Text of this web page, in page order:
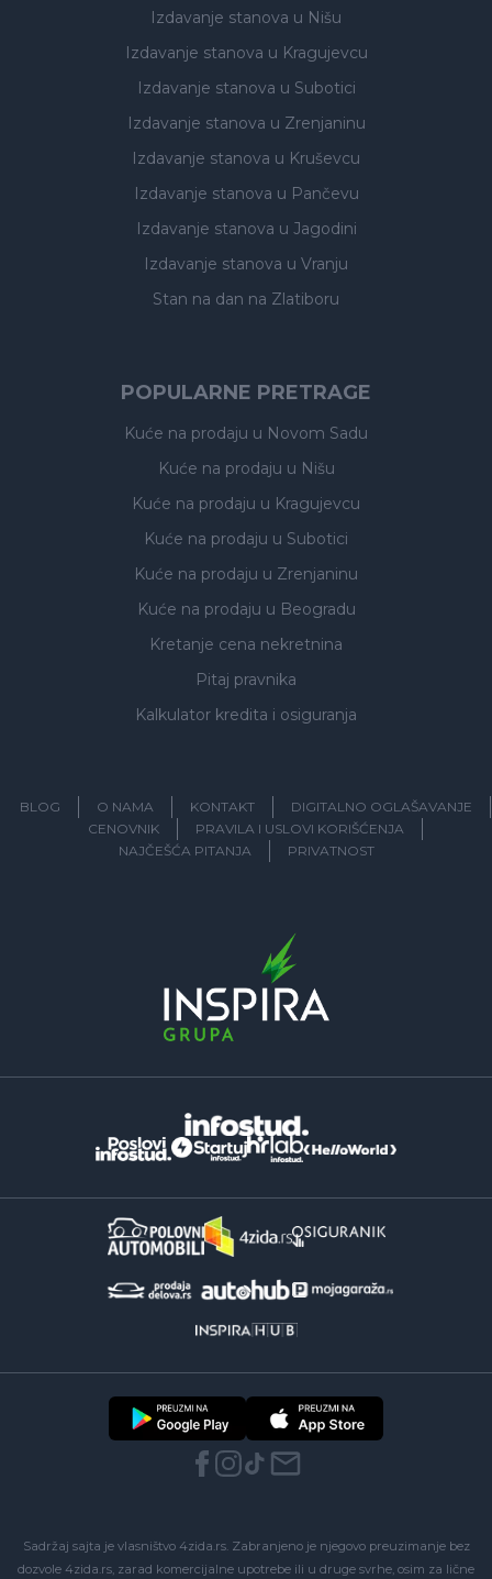
Izdavanje stanova u Nišu
Izdavanje stanova u Kragujevcu
Izdavanje stanova u Subotici
Izdavanje stanova u Zrenjaninu
Izdavanje stanova u Kruševcu
Izdavanje stanova u Pančevu
Izdavanje stanova u Jagodini
Izdavanje stanova u Vranju
Stan na dan na Zlatiboru
POPULARNE PRETRAGE
Kuće na prodaju u Novom Sadu
Kuće na prodaju u Nišu
Kuće na prodaju u Kragujevcu
Kuće na prodaju u Subotici
Kuće na prodaju u Zrenjaninu
Kuće na prodaju u Beogradu
Kretanje cena nekretnina
Pitaj pravnika
Kalkulator kredita i osiguranja
BLOG O NAMA KONTAKT
DIGITALNO OGLAŠAVANJE
CENOVNIK
PRAVILA I USLOVI KORIŠĆENJA
NAJČEŠĆA PITANJA
PRIVATNOST
Sadržaj sajta je vlasništvo 4zida.rs. Zabranjeno je njegovo preuzimanje bez
dozvole 4zida.rs, zarad komercijalne upotrebe ili u druge svrhe, osim za lične